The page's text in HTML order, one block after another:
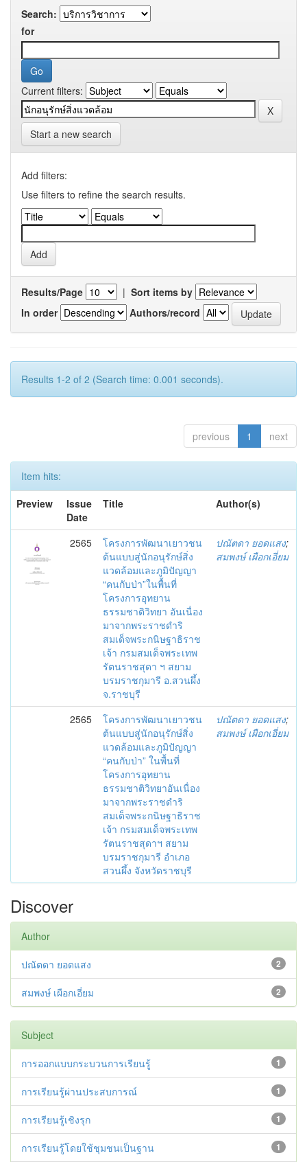
Search:
for
Current filters:
Start a new search
Add filters:
Use filters to refine the search results.
Results/Page | Sort items by
In order
Authors/record
Results 1-2 of 2 (Search time: 0.001 seconds).
previous 1 next
Item hits:
Preview
Issue
Date
Title Author(s)
2565
โครงการพัฒนาเยาวชน
ต้นแบบสู่นักอนุรักษ์สิ่ง
แวดล้อมและภูมิปัญญา
“คนกับป่า”ในพื้นที่
โครงการอุทยาน
ธรรมชาติวิทยา อันเนื่อง
มาจากพระราชดำริ
สมเด็จพระกนิษฐาธิราช
เจ้า กรมสมเด็จพระเทพ
รัตนราชสุดา ฯ สยาม
บรมราชกุมารี อ.สวนผึ้ง
จ.ราชบุรี
ปณัตดา ยอดแสง;
สมพงษ์ เผือกเอี่ยม
2565
โครงการพัฒนาเยาวชน
ต้นแบบสู่นักอนุรักษ์สิ่ง
แวดล้อมและภูมิปัญญา
“คนกับป่า” ในพื้นที่
โครงการอุทยาน
ธรรมชาติวิทยาอันเนื่อง
มาจากพระราชดำริ
สมเด็จพระกนิษฐาธิราช
เจ้า กรมสมเด็จพระเทพ
รัตนราชสุดาฯ สยาม
บรมราชกุมารี อำเภอ
สวนผึ้ง จังหวัดราชบุรี
ปณัตดา ยอดแสง;
สมพงษ์ เผือกเอี่ยม
Discover
Author
2
ปณัตดา ยอดแสง
2
สมพงษ์ เผือกเอี่ยม
Subject
1
การออกแบบกระบวนการเรียนรู้
1
การเรียนรู้ผ่านประสบการณ์
1
การเรียนรู้เชิงรุก
1
การเรียนรู้โดยใช้ชุมชนเป็นฐาน